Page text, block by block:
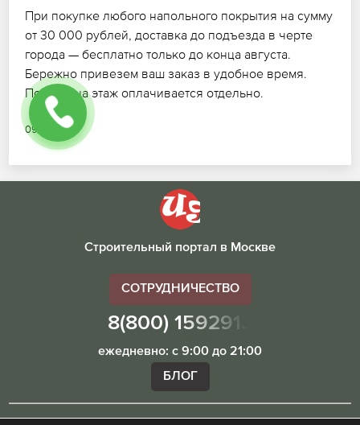
При покупке любого напольного покрытия на сумму
от 30 000 рублей, доставка до подъезда в черте
города — бесплатно только до конца августа.
Бережно привезем ваш заказ в удобное время.
Подъем на этаж оплачивается отдельно.
09.07.2026
Строительный портал в Москве
СОТРУДНИЧЕСТВО
8(800) 1592913
ежедневно: с 9:00 до 21:00
БЛОГ